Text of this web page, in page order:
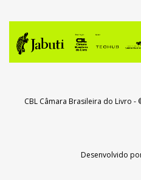
CBL Câmara Brasileira do Livro -
Desenvolvido